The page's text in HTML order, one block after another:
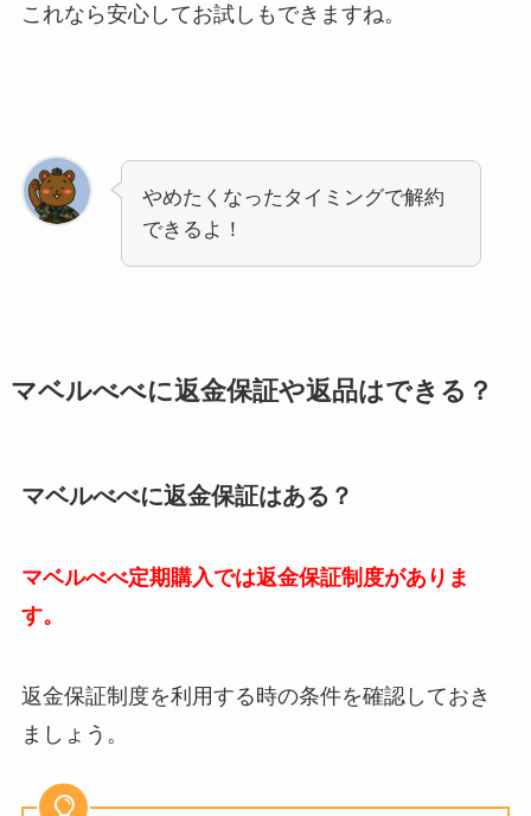
これなら安心してお試しもできますね。
やめたくなったタイミングで解約
できるよ！
マベルべべに返金保証や返品はできる？
マベルべべに返金保証はある？
マベルべべ定期購入では返金保証制度がありま
す。
返金保証制度を利用する時の条件を確認しておき
ましょう。